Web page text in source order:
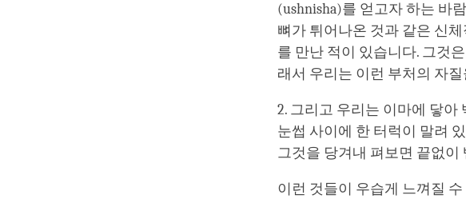
(ushnisha)를 얻고자 하는 바
뼈가 튀어나온 것과 같은 신
를 만난 적이 있습니다. 그것
래서 우리는 이런 부처의 자
2. 그리고 우리는 이마에 닿아
눈썹 사이에 한 터럭이 말려
그것을 당겨내 펴보면 끝없
이런 것들이 우습게 느껴질